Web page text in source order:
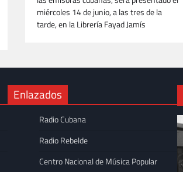
miércoles 14 de junio, a las tres de la
tarde, en la Librería Fayad Jamís
Enlazados
Radio Cubana
Radio Rebelde
Centro Nacional de Música Popular